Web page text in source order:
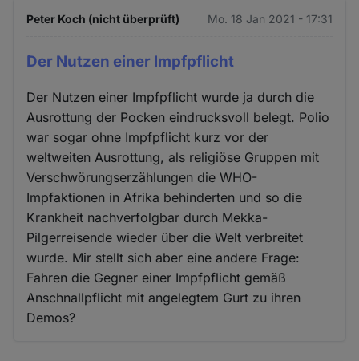
Peter Koch (nicht überprüft) Mo. 18 Jan 2021 - 17:31
Der Nutzen einer Impfpflicht
Der Nutzen einer Impfpflicht wurde ja durch die
Ausrottung der Pocken eindrucksvoll belegt. Polio
war sogar ohne Impfpflicht kurz vor der
weltweiten Ausrottung, als religiöse Gruppen mit
Verschwörungserzählungen die WHO-
Impfaktionen in Afrika behinderten und so die
Krankheit nachverfolgbar durch Mekka-
Pilgerreisende wieder über die Welt verbreitet
wurde. Mir stellt sich aber eine andere Frage:
Fahren die Gegner einer Impfpflicht gemäß
Anschnallpflicht mit angelegtem Gurt zu ihren
Demos?